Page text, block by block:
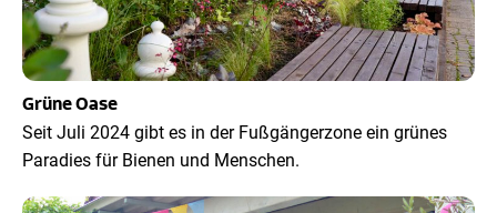
Grüne Oase
Seit Juli 2024 gibt es in der Fußgängerzone ein grünes
Paradies für Bienen und Menschen.